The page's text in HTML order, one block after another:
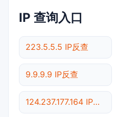
IP 查询入口
223.5.5.5 IP反查
9.9.9.9 IP反查
124.237.177.164 IP反查